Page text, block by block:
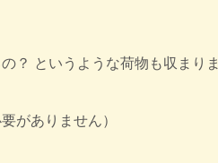
？ というような荷物も収まりま
がありません）